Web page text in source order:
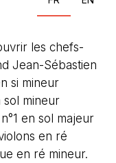
les chefs-
Jean-Sébastien
si mineur
sol mineur
en sol majeur
en ré
en ré mineur.